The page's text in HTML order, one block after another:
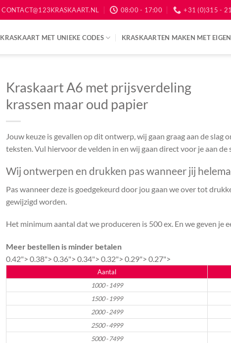
CONTACT@123KRASKAART.NL 08:00 - 17:00 +31 (0)315 -
KRASKAART MET UNIEKE CODES KRASKAARTEN MAKEN MET
Kraskaart A6 met prijsverdeling
krassen maar oud papier
Jouw keuze is gevallen op dit ontwerp, wij gaan graag aan de
teksten. Vul hiervoor de velden in en wij gaan direct voor je aan
Wij ontwerpen en drukken pas wanneer jij
Pas wanneer deze is goedgekeurd door jou gaan we over tot
gewijzigd worden.
Het minimum aantal dat we produceren is 500 ex. En we geven je
Meer bestellen is minder betalen
0.42">0.38">0.36">0.34">0.32">0.29">0.27">
Aantal
1000 - 1499
1500 - 1999
2000 - 2499
2500 - 4999
5000 - 7499